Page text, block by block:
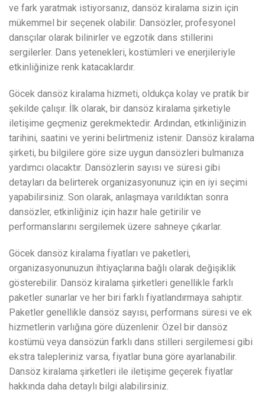
ve fark yaratmak istiyorsanız, dansöz kiralama sizin için
mükemmel bir seçenek olabilir. Dansözler, profesyonel
dansçılar olarak bilinirler ve egzotik dans stillerini
sergilerler. Dans yetenekleri, kostümleri ve enerjileriyle
etkinliğinize renk katacaklardır.
Göcek dansöz kiralama hizmeti, oldukça kolay ve pratik bir
şekilde çalışır. İlk olarak, bir dansöz kiralama şirketiyle
iletişime geçmeniz gerekmektedir. Ardından, etkinliğinizin
tarihini, saatini ve yerini belirtmeniz istenir. Dansöz kiralama
şirketi, bu bilgilere göre size uygun dansözleri bulmanıza
yardımcı olacaktır. Dansözlerin sayısı ve süresi gibi
detayları da belirterek organizasyonunuz için en iyi seçimi
yapabilirsiniz. Son olarak, anlaşmaya varıldıktan sonra
dansözler, etkinliğiniz için hazır hale getirilir ve
performanslarını sergilemek üzere sahneye çıkarlar.
Göcek dansöz kiralama fiyatları ve paketleri,
organizasyonunuzun ihtiyaçlarına bağlı olarak değişiklik
gösterebilir. Dansöz kiralama şirketleri genellikle farklı
paketler sunarlar ve her biri farklı fiyatlandırmaya sahiptir.
Paketler genellikle dansöz sayısı, performans süresi ve ek
hizmetlerin varlığına göre düzenlenir. Özel bir dansöz
kostümü veya dansözün farklı dans stilleri sergilemesi gibi
ekstra talepleriniz varsa, fiyatlar buna göre ayarlanabilir.
Dansöz kiralama şirketleri ile iletişime geçerek fiyatlar
hakkında daha detaylı bilgi alabilirsiniz.